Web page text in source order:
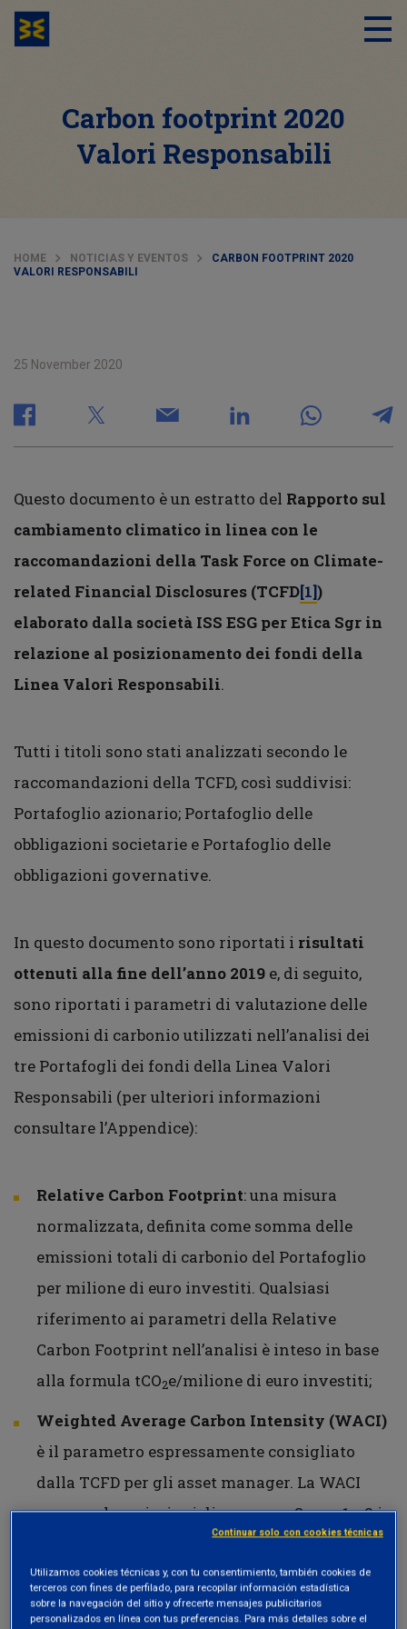
Carbon footprint 2020
Valori Responsabili
HOME NOTICIAS Y EVENTOS
CARBON FOOTPRINT 2020
VALORI RESPONSABILI
25 November 2020
Questo documento è un estratto del Rapporto sul
cambiamento climatico in linea con le
raccomandazioni della Task Force on Climate-
related Financial Disclosures (TCFD[1])
elaborato dalla società ISS ESG per Etica Sgr in
relazione al posizionamento dei fondi della
Linea Valori Responsabili.
Tutti i titoli sono stati analizzati secondo le
raccomandazioni della TCFD, così suddivisi:
Portafoglio azionario; Portafoglio delle
obbligazioni societarie e Portafoglio delle
obbligazioni governative.
In questo documento sono riportati i risultati
ottenuti alla fine dell’anno 2019 e, di seguito,
sono riportati i parametri di valutazione delle
emissioni di carbonio utilizzati nell’analisi dei
tre Portafogli dei fondi della Linea Valori
Responsabili (per ulteriori informazioni
consultare l’Appendice):
Relative Carbon Footprint: una misura
normalizzata, definita come somma delle
emissioni totali di carbonio del Portafoglio
per milione di euro investiti. Qualsiasi
riferimento ai parametri della Relative
Carbon Footprint nell’analisi è inteso in base
alla formula tCO2e/milione di euro investiti;
Weighted Average Carbon Intensity (WACI)
è il parametro espressamente consigliato
dalla TCFD per gli asset manager. La WACI
assegna le emissioni di gas serra Scope 1 e 2 in
base alle ponderazioni del Portafoglio ed ha
tra i suoi aspetti positivi il fatto che è
semplice da calcolare e facile da comunicare
Utilizamos cookies técnicas y, con tu consentimiento, también cookies de
terceros con fines de perfilado, para recopilar información estadística
sobre la navegación del sitio y ofrecerte mensajes publicitarios
personalizados en línea con tus preferencias. Para más detalles sobre el
Continuar solo con cookies técnicas